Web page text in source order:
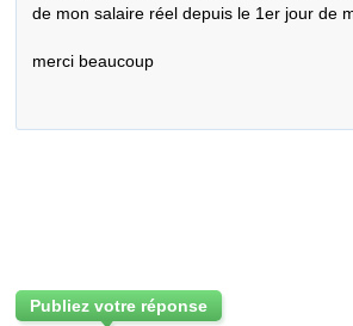
de mon salaire réel depuis le 1er jour de
merci beaucoup
Publiez votre réponse